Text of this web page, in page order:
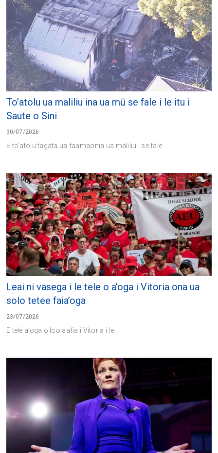
To’atolu ua maliliu ina ua mū se fale i le itu i
Saute o Sini
30/07/2026
E to’atolu tagata ua faamaonia ua maliliu i se fale
Leai ni vasega i le tele o a’oga i Vitoria ona ua
solo tetee faia’oga
23/07/2026
E tele a’oga o loo aafia i Vitoria i le